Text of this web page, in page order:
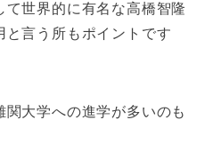
て世界的に有名な高橋智隆
と言う所もポイントです
大学への進学が多いのも